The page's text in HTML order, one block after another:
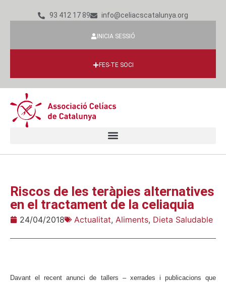
93 412 17 89 info@celiacscatalunya.org
INICIA SESSIÓ
FES-TE SOCI
Riscos de les teràpies alternatives
en el tractament de la celiaquia
24/04/2018 Actualitat, Aliments, Dieta Saludable
Davant el recent anunci de tallers – xerrades i publicacions que